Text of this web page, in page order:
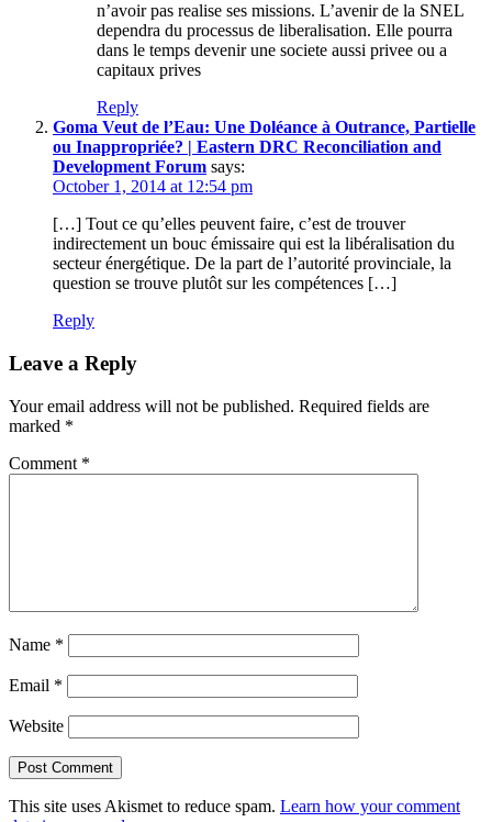
n’avoir pas realise ses missions. L’avenir de la SNEL
dependra du processus de liberalisation. Elle pourra
dans le temps devenir une societe aussi privee ou a
capitaux prives
Reply
Goma Veut de l’Eau: Une Doléance à Outrance, Partielle
ou Inappropriée? | Eastern DRC Reconciliation and
Development Forum says:
October 1, 2014 at 12:54 pm
[…] Tout ce qu’elles peuvent faire, c’est de trouver
indirectement un bouc émissaire qui est la libéralisation du
secteur énergétique. De la part de l’autorité provinciale, la
question se trouve plutôt sur les compétences […]
Reply
Leave a Reply
Your email address will not be published. Required fields are
marked *
Comment *
Name *
Email *
Website
This site uses Akismet to reduce spam. Learn how your comment